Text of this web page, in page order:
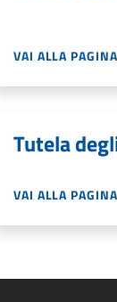
VAI ALLA PAGINA
Tutela
VAI ALLA PAGINA